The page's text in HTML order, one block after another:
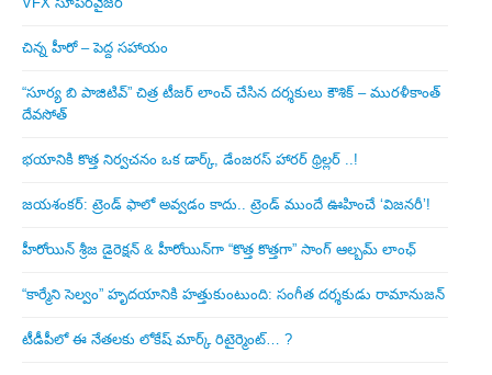
చిన్న హీరో – పెద్ద సహాయం
“సూర్య బి పాజిటివ్” చిత్ర టీజర్ లాంచ్ చేసిన‌ దర్శకులు కౌశిక్ – మురళీకాంత్
దేవసోత్
భయానికి కొత్త నిర్వచనం ఒక డార్క్, డేంజరస్ హారర్ థ్రిల్లర్ ..!
జయశంకర్: ట్రెండ్‌ ఫాలో అవ్వడం కాదు.. ట్రెండ్‌ ముందే ఊహించే ‘విజనరీ’!
హీరోయిన్ శ్రీజ డైరెక్ష‌న్ & హీరోయిన్‌గా “కొత్త కొత్తగా” సాంగ్ ఆల్బమ్ లాంఛ్
“కార్మేని సెల్వం” హృదయానికి హత్తుకుంటుంది: సంగీత దర్శకుడు రామానుజన్
టీడీపీలో ఈ నేత‌ల‌కు లోకేష్ మార్క్ రిటైర్మెంట్‌… ?